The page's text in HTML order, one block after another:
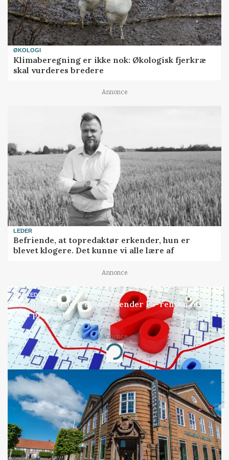
ØKOLOGI
Klimaberegning er ikke nok: Økologisk fjerkræ
skal vurderes bredere
Annonce
LEDER
Befriende, at topredaktør erkender, hun er
blevet klogere. Det kunne vi alle lære af
Annonce
MARKED
Olieprisfald og fredshåb sender F5-renten ned
på 3 procent
Annonce
Loading...